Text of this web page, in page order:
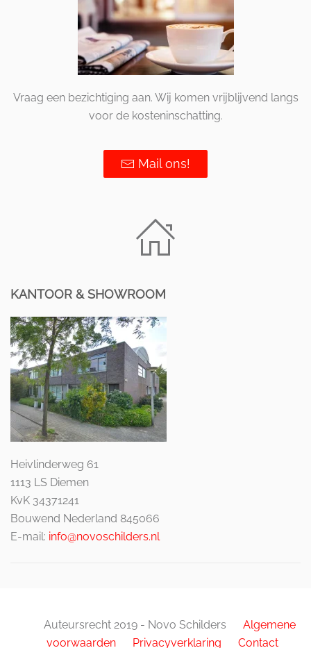
Vraag een bezichtiging aan. Wij komen vrijblijvend langs
voor de kosteninschatting.
Mail ons!
KANTOOR & SHOWROOM
Heivlinderweg 61
1113 LS Diemen
KvK 34371241
Bouwend Nederland 845066
E-mail: info@novoschilders.nl
Auteursrecht 2019 - Novo Schilders
Algemene
voorwaarden
Privacyverklaring Contact